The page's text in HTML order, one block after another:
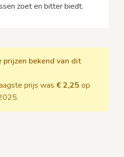
zoet en bitter biedt.
prijzen bekend van dit
prijs was € 2,25 op